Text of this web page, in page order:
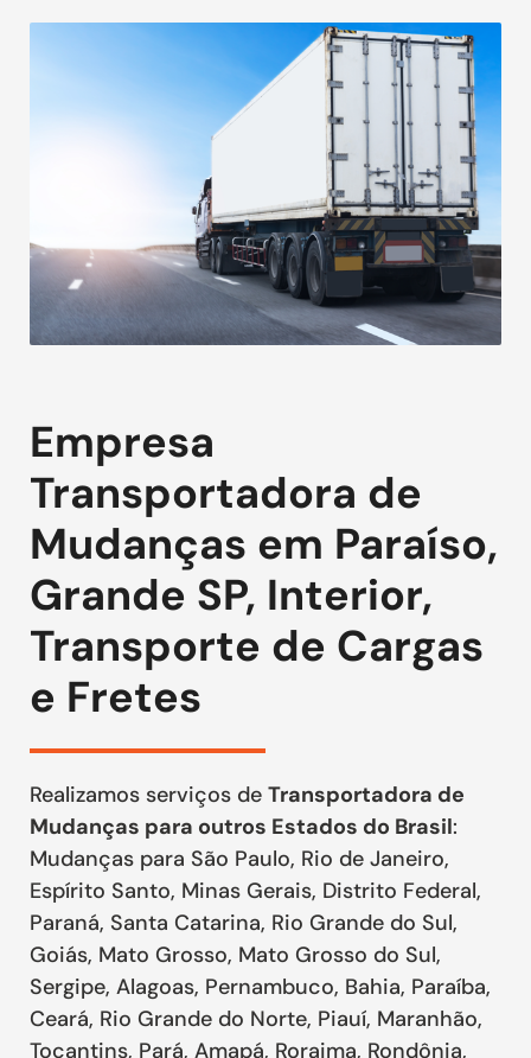
Empresa
Transportadora de
Mudanças em Paraíso,
Grande SP, Interior,
Transporte de Cargas
e Fretes
Realizamos serviços de Transportadora de
Mudanças para outros Estados do Brasil:
Mudanças para São Paulo, Rio de Janeiro,
Espírito Santo, Minas Gerais, Distrito Federal,
Paraná, Santa Catarina, Rio Grande do Sul,
Goiás, Mato Grosso, Mato Grosso do Sul,
Sergipe, Alagoas, Pernambuco, Bahia, Paraíba,
Ceará, Rio Grande do Norte, Piauí, Maranhão,
Tocantins, Pará, Amapá, Roraima, Rondônia,